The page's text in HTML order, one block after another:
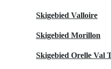
Skigebied Valloire
Skigebied Morillon
Skigebied Orelle Val